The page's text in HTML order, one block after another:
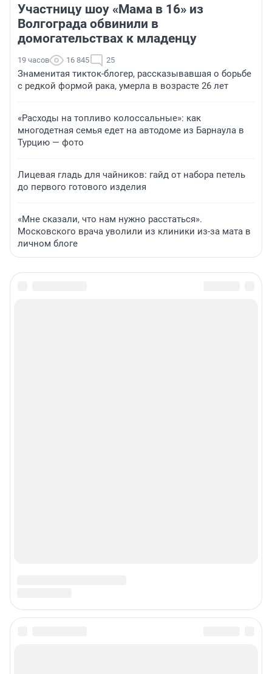
Участницу шоу «Мама в 16» из
Волгограда обвинили в
домогательствах к младенцу
19 часов 16 845 25
Знаменитая тикток-блогер, рассказывавшая о борьбе
с редкой формой рака, умерла в возрасте 26 лет
«Расходы на топливо колоссальные»: как
многодетная семья едет на автодоме из Барнаула в
Турцию — фото
Лицевая гладь для чайников: гайд от набора петель
до первого готового изделия
«Мне сказали, что нам нужно расстаться».
Московского врача уволили из клиники из-за мата в
личном блоге